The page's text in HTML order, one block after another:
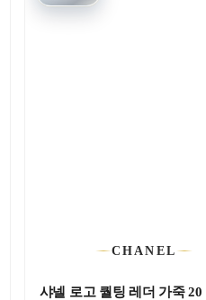
CHANEL
샤넬 로고 퀄팅 레더 가죽 20